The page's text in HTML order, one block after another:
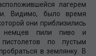
лагерем
Видимо, было время
они приблизились
немцев пили пиво и
по пустым
в землянку. В